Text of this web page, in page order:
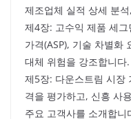
제조업체 실적 상세 분
제4장: 고수익 제품 세
가격(ASP), 기술 차별화
대체 위험을 강조합니다.
제5장: 다운스트림 시장
격을 평가하고, 신흥 사
주요 고객사를 소개합니